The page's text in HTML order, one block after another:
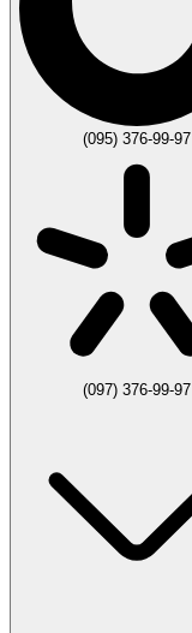
(095) 376-99-97
(097) 376-99-97